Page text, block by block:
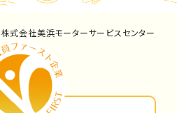
株式会社美浜モーターサービスセンター